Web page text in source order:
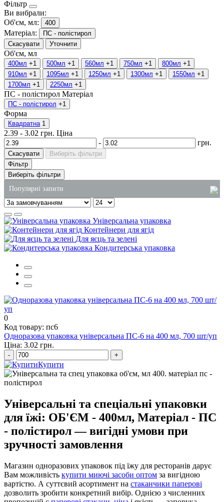
Фільтр
Ви вибрали:
Об'єм, мл:
400
Матеріал:
ПС - полістирол
Скасувати
Уточнити
Об'єм, мл
400мл +1 500мл +1 560мл +1 750мл +1 800мл +1
910мл +1 1095мл +1 1250мл +1 1300мл +1 1550мл +1
1700мл +1 2250мл +1
ПС - полістирол Матеріал
ПС - полістирол +1
Форма
Квадратна 1
2.39 - 3.02 грн. Ціна
-
грн.
Скасувати
Виберіть фільтри
Фільтр
Виберіть фільтри
Популярні запити
засіб для туалетів
купити господарські товари в києві
контейнери для суші
купити соусники пластикові
купити мило рідке 5 л
Універсальна упаковка
Контейнери для ягід
Для яєць та зелені
Кондитерська упаковка
0
Код товару: пс6
Одноразова упаковка універсальна ПС-6 на 400 мл, 700 шт/уп
Ціна: 3.02 грн.
- +
Купити
Універсальні та спеціальні упаковки
для їжі: ОБ'ЄМ - 400мл, Матеріал - ПС
- полістирол — вигідні умови при
зручності замовлення
Магазин одноразових упаковок під їжу для ресторанів дарує
Вам можливість купити миючі засоби оптом за вигідною
вартістю. А суттєвий асортимент на стаканчики паперові
дозволить зробити конкретний вибір. Однією з численних